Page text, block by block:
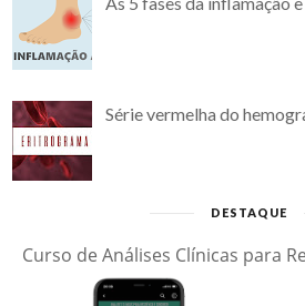
Série vermelha do
DESTAQUE
Curso de Análises Clínicas para